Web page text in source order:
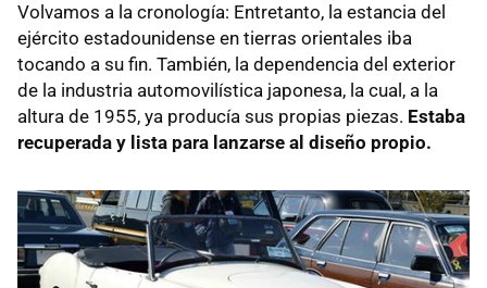
Volvamos a la cronología: Entretanto, la estancia del
ejército estadounidense en tierras orientales iba
tocando a su fin. También, la dependencia del exterior
de la industria automovilística japonesa, la cual, a la
altura de 1955, ya producía sus propias piezas. Estaba
recuperada y lista para lanzarse al diseño propio.